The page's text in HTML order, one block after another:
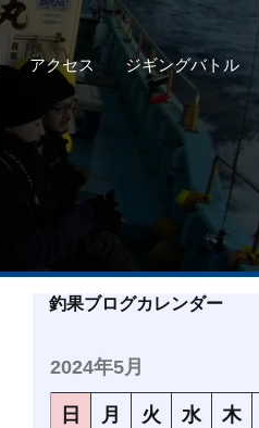
アクセス ジギングバトル
釣果ブログカレンダー
2024年5月
日 月 火 水 木